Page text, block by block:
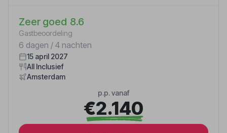
Zeer goed 8.6
Gastbeoordeling
6 dagen / 4 nachten
15 april 2027
All Inclusief
Amsterdam
p.p. vanaf
€2.140